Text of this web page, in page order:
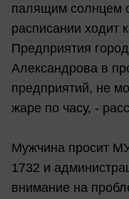
палящим солнцем
расписании ходит
Предприятия
Александрова в
предприятий, не
жаре по часу, -
Мужчина просит
1732 и
внимание на